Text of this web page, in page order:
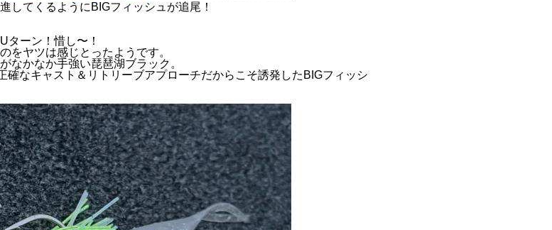
してくるようにBIGフィッシュが追尾！
ターン！惜し〜！
をヤツは感じとったようです。
なかなか手強い琵琶湖ブラック。
確なキャスト＆リトリーブアプローチだからこそ誘発したBIGフィッシ